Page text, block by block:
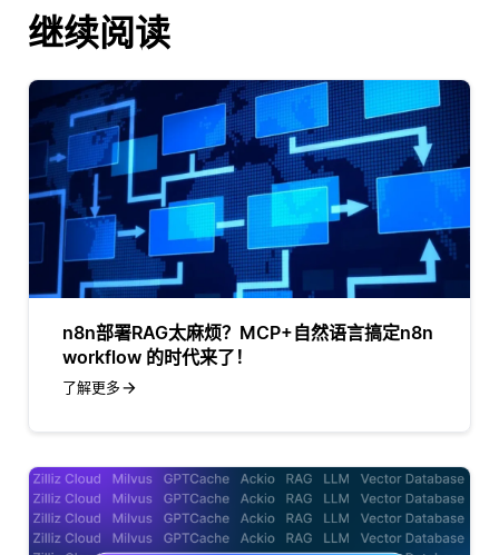
继续阅读
n8n部署RAG太麻烦？MCP+自然语言搞定n8n
workflow 的时代来了！
了解更多